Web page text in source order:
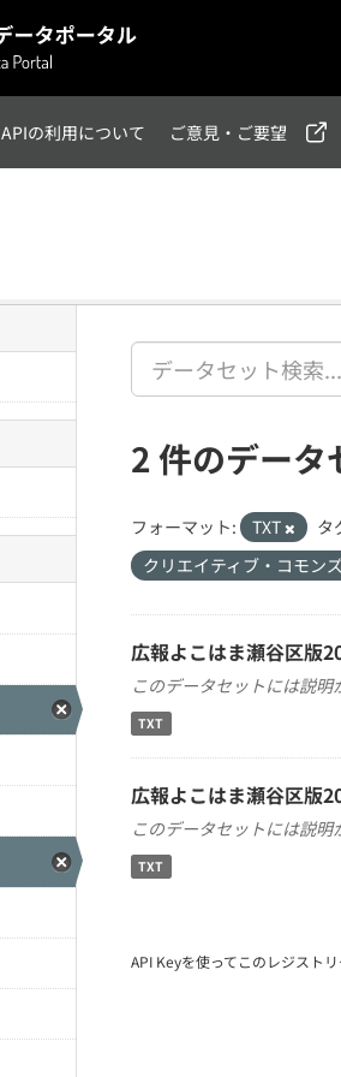
APIの利用について ご意見・ご要望
2 件のデータ
フォーマット: TXT タ
クリエイティブ・コモン
広報よこはま瀬谷区版
このデータセットには説明
TXT
広報よこはま瀬谷区版
このデータセットには説明
TXT
API Keyを使ってこのレジスト